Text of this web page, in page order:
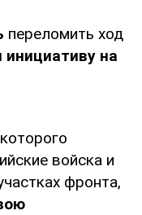
переломить ход
инициативу на
войска и
фронта,